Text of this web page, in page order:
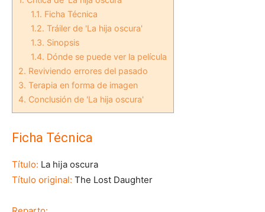
1.1. Ficha Técnica
1.2. Tráiler de 'La hija oscura'
1.3. Sinopsis
1.4. Dónde se puede ver la película
2. Reviviendo errores del pasado
3. Terapia en forma de imagen
4. Conclusión de 'La hija oscura'
Ficha Técnica
Título: La hija oscura
Título original: The Lost Daughter